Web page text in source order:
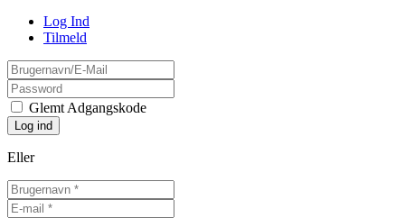
Log Ind
Tilmeld
Glemt Adgangskode
Eller